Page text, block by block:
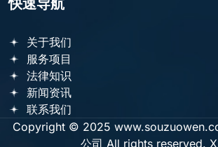
快速导航
关于我们
服务项目
法律知识
新闻资讯
联系我们
Copyright © 2025
公司 All rights reserved.